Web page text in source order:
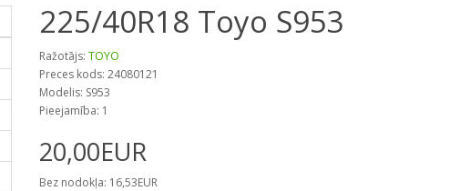
225/40R18 Toyo S953
Ražotājs: TOYO
Preces kods: 24080121
Modelis: S953
Pieejamība: 1
20,00EUR
Bez nodokļa: 16,53EUR